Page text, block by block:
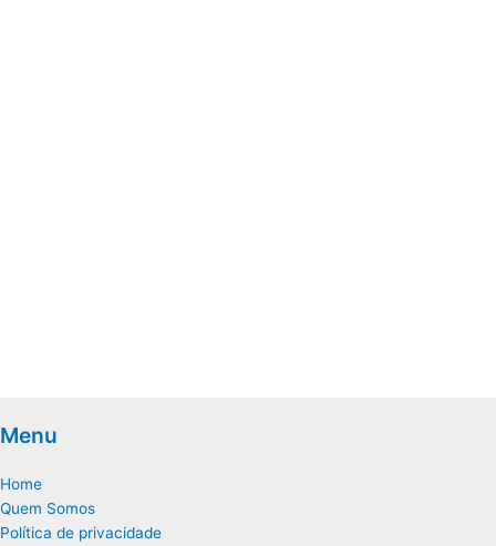
Menu
Home
Quem Somos
Política de privacidade